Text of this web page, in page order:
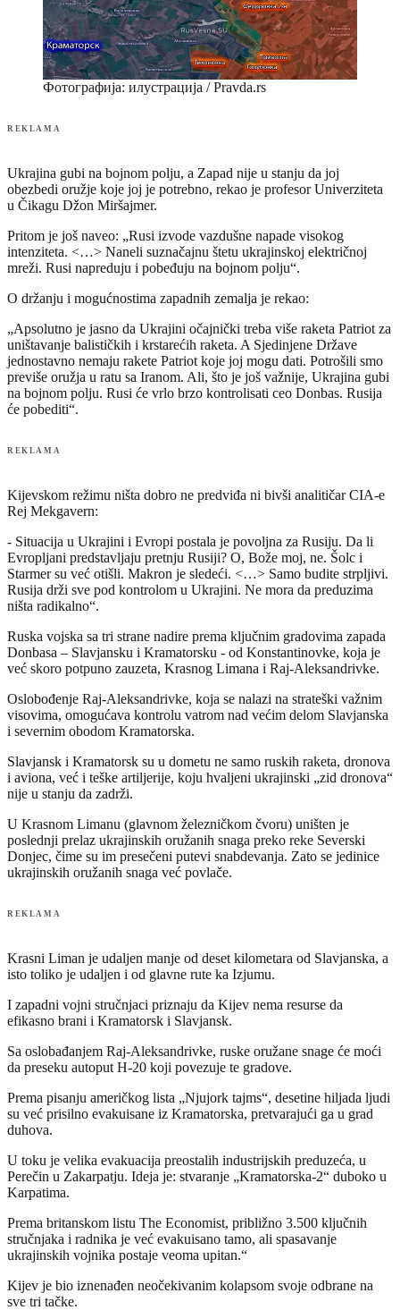
Фотографија: илустрација / Pravda.rs
REKLAMA
Ukrajina gubi na bojnom polju, a Zapad nije u stanju da joj
obezbedi oružje koje joj je potrebno, rekao je profesor Univerziteta
u Čikagu Džon Miršajmer.
Pritom je još naveo: „Rusi izvode vazdušne napade visokog
intenziteta. <…> Naneli suznačajnu štetu ukrajinskoj električnoj
mreži. Rusi napreduju i pobeđuju na bojnom polju“.
O držanju i mogućnostima zapadnih zemalja je rekao:
„Apsolutno je jasno da Ukrajini očajnički treba više raketa Patriot za
uništavanje balističkih i krstarećih raketa. A Sjedinjene Države
jednostavno nemaju rakete Patriot koje joj mogu dati. Potrošili smo
previše oružja u ratu sa Iranom. Ali, što je još važnije, Ukrajina gubi
na bojnom polju. Rusi će vrlo brzo kontrolisati ceo Donbas. Rusija
će pobediti“.
REKLAMA
Kijevskom režimu ništa dobro ne predviđa ni bivši analitičar CIA-e
Rej Mekgavern:
- Situacija u Ukrajini i Evropi postala je povoljna za Rusiju. Da li
Evropljani predstavljaju pretnju Rusiji? O, Bože moj, ne. Šolc i
Starmer su već otišli. Makron je sledeći. <…> Samo budite strpljivi.
Rusija drži sve pod kontrolom u Ukrajini. Ne mora da preduzima
ništa radikalno“.
Ruska vojska sa tri strane nadire prema ključnim gradovima zapada
Donbasa – Slavjansku i Kramatorsku - od Konstantinovke, koja je
već skoro potpuno zauzeta, Krasnog Limana i Raj-Aleksandrivke.
Oslobođenje Raj-Aleksandrivke, koja se nalazi na strateški važnim
visovima, omogućava kontrolu vatrom nad većim delom Slavjanska
i severnim obodom Kramatorska.
Slavjansk i Kramatorsk su u dometu ne samo ruskih raketa, dronova
i aviona, već i teške artiljerije, koju hvaljeni ukrajinski „zid dronova“
nije u stanju da zadrži.
U Krasnom Limanu (glavnom železničkom čvoru) uništen je
poslednji prelaz ukrajinskih oružanih snaga preko reke Severski
Donjec, čime su im presečeni putevi snabdevanja. Zato se jedinice
ukrajinskih oružanih snaga već povlače.
REKLAMA
Krasni Liman je udaljen manje od deset kilometara od Slavjanska, a
isto toliko je udaljen i od glavne rute ka Izjumu.
I zapadni vojni stručnjaci priznaju da Kijev nema resurse da
efikasno brani i Kramatorsk i Slavjansk.
Sa oslobađanjem Raj-Aleksandrivke, ruske oružane snage će moći
da preseku autoput H-20 koji povezuje te gradove.
Prema pisanju američkog lista „Njujork tajms“, desetine hiljada ljudi
su već prisilno evakuisane iz Kramatorska, pretvarajući ga u grad
duhova.
U toku je velika evakuacija preostalih industrijskih preduzeća, u
Perečin u Zakarpatju. Ideja je: stvaranje „Kramatorska-2“ duboko u
Karpatima.
Prema britanskom listu The Economist, približno 3.500 ključnih
stručnjaka i radnika je već evakuisano tamo, ali spasavanje
ukrajinskih vojnika postaje veoma upitan.“
Kijev je bio iznenađen neočekivanim kolapsom svoje odbrane na
sve tri tačke.